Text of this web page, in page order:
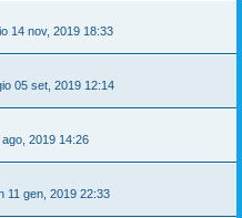
14 nov, 2019 18:33
05 set, 2019 12:14
ago, 2019 14:26
11 gen, 2019 22:33